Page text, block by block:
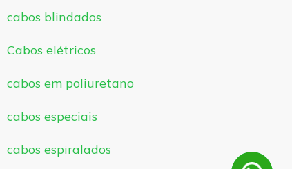
cabos blindados
Cabos elétricos
cabos em poliuretano
cabos especiais
cabos espiralados